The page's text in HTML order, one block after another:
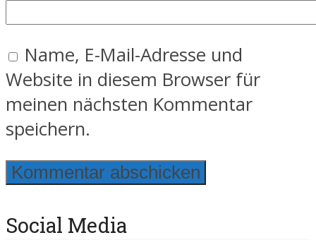
Name, E-Mail-Adresse und
Website in diesem Browser für
meinen nächsten Kommentar
speichern.
Social Media